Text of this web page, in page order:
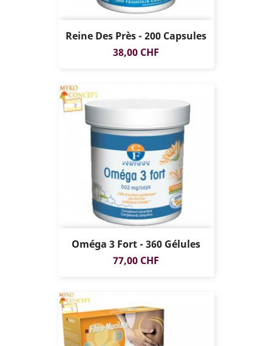
Reine Des Près - 200 Capsules
Prix
38,00 CHF
Oméga 3 Fort - 360 Gélules
Prix
77,00 CHF